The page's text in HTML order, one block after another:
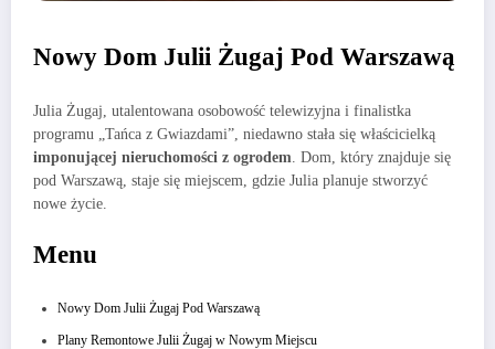
Nowy Dom Julii Żugaj Pod Warszawą
Julia Żugaj, utalentowana osobowość telewizyjna i finalistka
programu „Tańca z Gwiazdami”, niedawno stała się właścicielką
imponującej nieruchomości z ogrodem. Dom, który znajduje się
pod Warszawą, staje się miejscem, gdzie Julia planuje stworzyć
nowe życie.
Menu
Nowy Dom Julii Żugaj Pod Warszawą
Plany Remontowe Julii Żugaj w Nowym Miejscu